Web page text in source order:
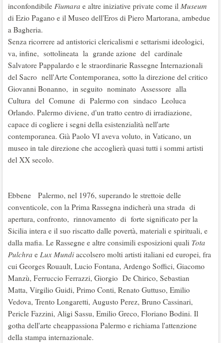
inconfondibile Fiumara e altre iniziative private come il Museum
di Ezio Pagano e il Museo dell'Eros di Piero Martorana, ambedue
a Bagheria.
Senza ricorrere ad antistorici clericalismi e settarismi ideologici,
va, infine, sottolineata la grande azione del cardinale
Salvatore Pappalardo e le straordinarie Rassegne Internazionali
del Sacro nell'Arte Contemporanea, sotto la direzione del critico
Giovanni Bonanno, in seguito nominato Assessore alla
Cultura del Comune di Palermo con sindaco Leoluca
Orlando. Palermo diviene, d'un tratto centro di irradiazione,
capace di cogliere i segni della esistenzialità nell'arte
contemporanea. Già Paolo VI aveva voluto, in Vaticano, un
museo in tale direzione che accoglierà quasi tutti i sommi artisti
del XX secolo.
Ebbene Palermo, nel 1976, superando le strettoie delle
conventicole, con la Prima Rassegna indicherà una strada di
apertura, confronto, rinnovamento di forte significato per la
Sicilia intera e il suo riscatto dalle povertà, materiali e spirituali, e
dalla mafia. Le Rassegne e altre consimili esposizioni quali Tota
Pulchra e Lux Mundi accolsero molti artisti italiani ed europei, fra
cui Georges Rouault, Lucio Fontana, Ardengo Soffici, Giacomo
Manzù, Ferruccio Ferrazzi, Giorgio De Chirico, Sebastian
Matta, Virgilio Guidi, Primo Conti, Renato Guttuso, Emilio
Vedova, Trento Longaretti, Augusto Perez, Bruno Cassinari,
Pericle Fazzini, Aligi Sassu, Emilio Greco, Floriano Bodini. Il
gotha dell'arte cheappassiona Palermo e richiama l'attenzione
della stampa internazionale.